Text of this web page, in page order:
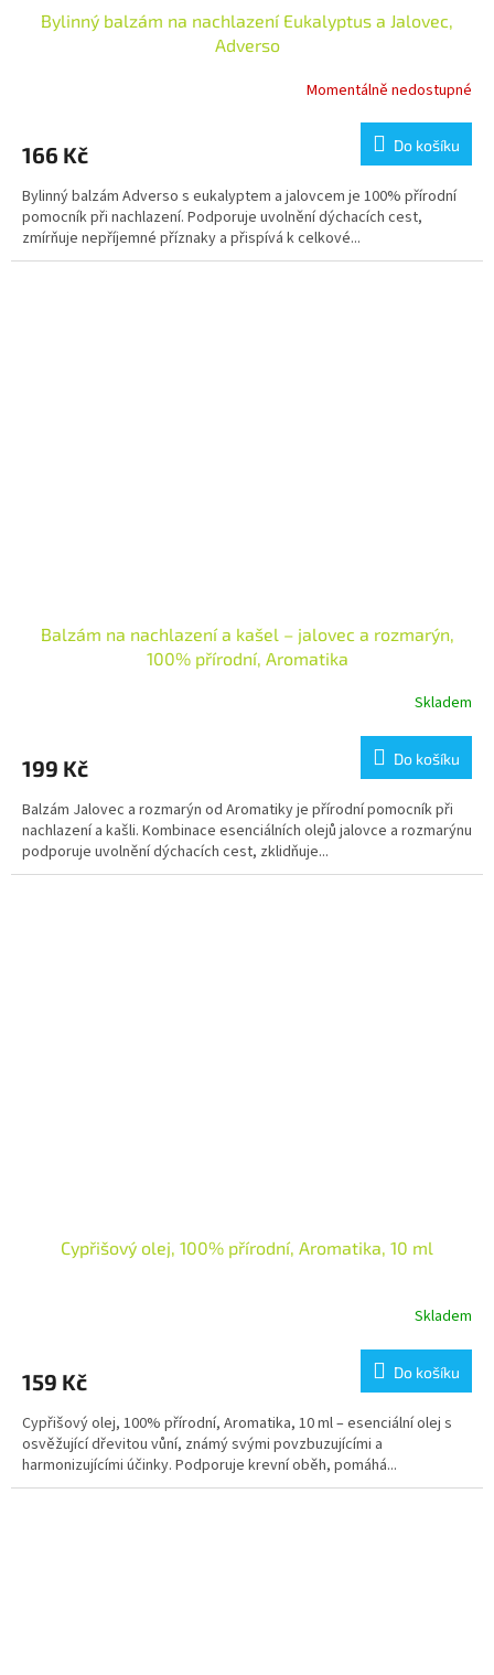
Bylinný balzám na nachlazení Eukalyptus a Jalovec,
Adverso
Momentálně nedostupné
166 Kč Do košíku
Bylinný balzám Adverso s eukalyptem a jalovcem je 100% přírodní
pomocník při nachlazení. Podporuje uvolnění dýchacích cest,
zmírňuje nepříjemné příznaky a přispívá k celkové...
Balzám na nachlazení a kašel – jalovec a rozmarýn,
100% přírodní, Aromatika
Skladem
199 Kč Do košíku
Balzám Jalovec a rozmarýn od Aromatiky je přírodní pomocník při
nachlazení a kašli. Kombinace esenciálních olejů jalovce a rozmarýnu
podporuje uvolnění dýchacích cest, zklidňuje...
Cypřišový olej, 100% přírodní, Aromatika, 10 ml
Skladem
159 Kč Do košíku
Cypřišový olej, 100% přírodní, Aromatika, 10 ml – esenciální olej s
osvěžující dřevitou vůní, známý svými povzbuzujícími a
harmonizujícími účinky. Podporuje krevní oběh, pomáhá...